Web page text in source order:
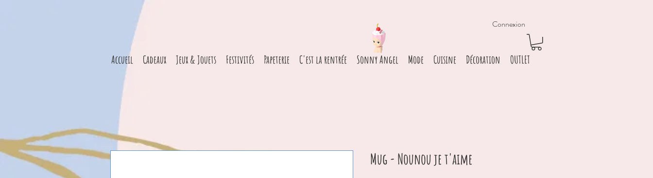
Connexion
Accueil Cadeaux Jeux & Jouets Festivités Papeterie C'est la rentrée Sonny Angel Mode Cuisine Décoration OUTLET
Mug - Nounou je t'aime